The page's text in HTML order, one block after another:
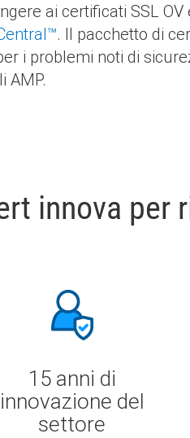
ai certificati SSL OV
. Il pacchetto di
i problemi noti di
AMP.
innova per
15 anni di
innovazione del
settore